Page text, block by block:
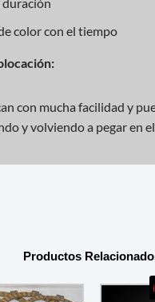
color con el tiempo
con mucha facilidad y
y volviendo a pegar en
Productos